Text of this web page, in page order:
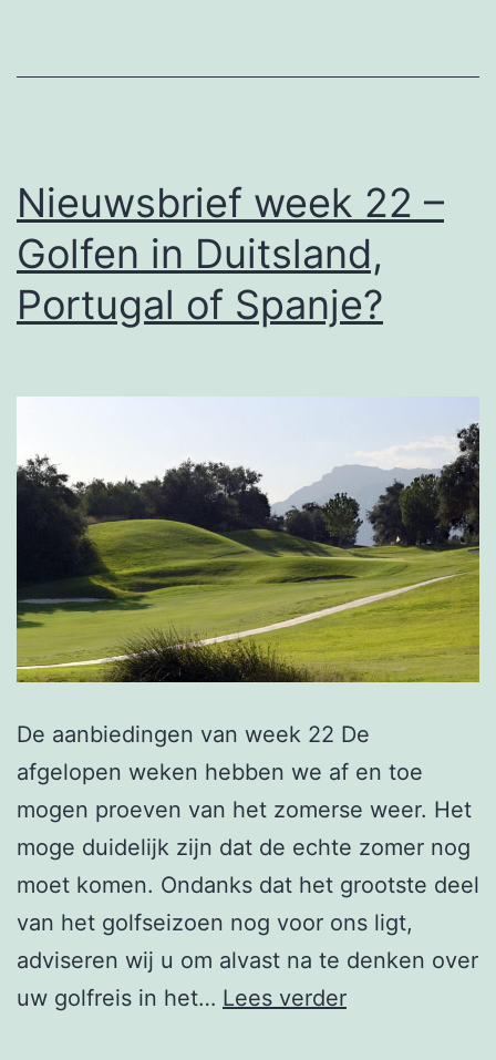
Nieuwsbrief week 22 –
Golfen in Duitsland,
Portugal of Spanje?
De aanbiedingen van week 22 De
afgelopen weken hebben we af en toe
mogen proeven van het zomerse weer. Het
moge duidelijk zijn dat de echte zomer nog
moet komen. Ondanks dat het grootste deel
van het golfseizoen nog voor ons ligt,
adviseren wij u om alvast na te denken over
uw golfreis in het… Lees verderNieuwsbrief